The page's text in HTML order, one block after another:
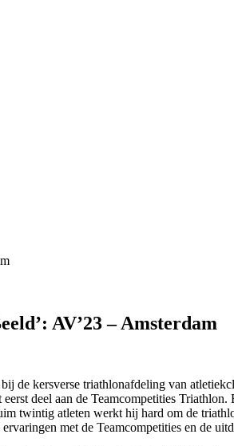
AV’23 – Amsterdam
de kersverse triathlonafdeling van
deel aan de Teamcompetities
twintig atleten werkt hij hard om de
met de Teamcompetities en de